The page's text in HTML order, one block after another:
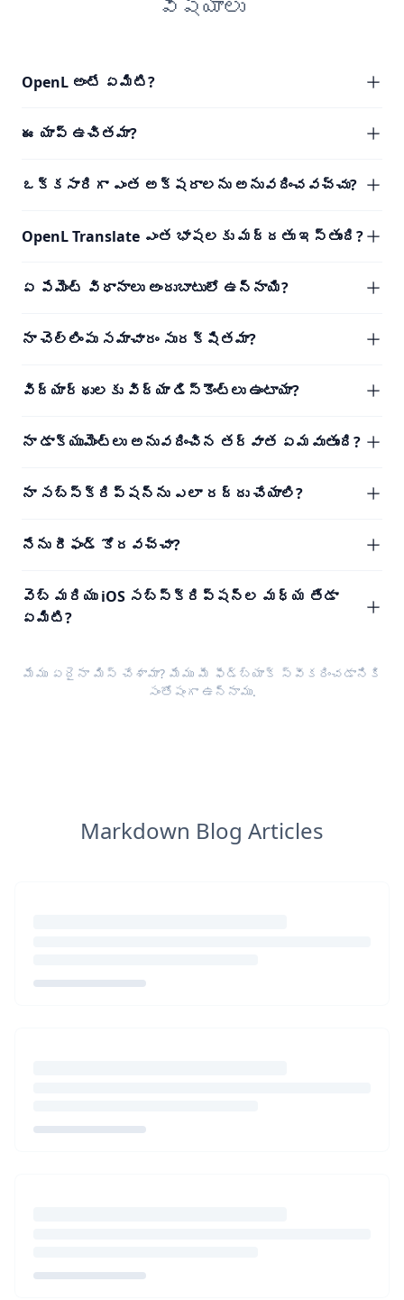
OpenL అంటే ఏమిటి?
ఈ యాప్ ఉచితమా?
ఒక్కసారిగా ఎంత అక్షరాలను అనువదించవచ్చు?
OpenL Translate ఎంత భాషలకు మద్దతు ఇస్తుంది?
ఏ పేమెంట్ విధానాలు అందుబాటులో ఉన్నాయి?
నా చెల్లింపు సమాచారం సురక్షితమా?
విద్యార్థులకు విద్యా డిస్కౌంట్లు ఉంటాయా?
నా డాక్యుమెంట్లు అనువదించిన తర్వాత ఏమవుతుంది?
నా సబ్‌స్క్రిప్షన్‌ను ఎలా రద్దు చేయాలి?
నేను రీఫండ్ కోరవచ్చా?
వెబ్ మరియు iOS సబ్‌స్క్రిప్షన్‌ల మధ్య తేడా
ఏమిటి?
మేము ఏదైనా మిస్ చేశామా? మేము మీ ఫీడ్‌బ్యాక్ స్వీకరించడానికి
సంతోషంగా ఉన్నాము.
Markdown Blog Articles